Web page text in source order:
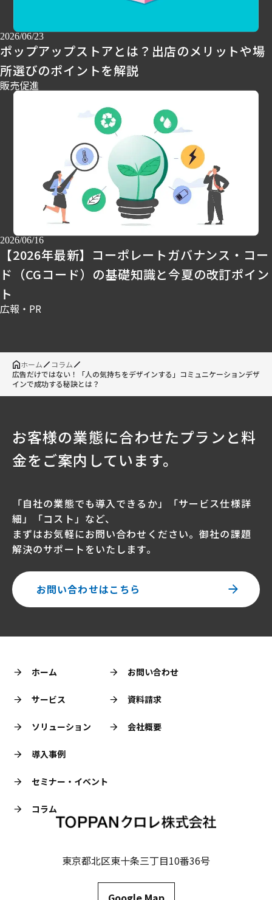
2026/06/23
ポップアップストアとは？出店のメリットや場
所選びのポイントを解説
販売促進
2026/06/16
【2026年最新】コーポレートガバナンス・コー
ド（CGコード）の基礎知識と今夏の改訂ポイン
ト
広報・PR
ホーム
コラム
広告だけではない！「人の気持ちをデザインする」コミュニケーションデザ
インで成功する秘訣とは？
お客様の業態に合わせたプランと料
金をご案内しています。
「自社の業態でも導入できるか」「サービス仕様詳
細」「コスト」など、
まずはお気軽にお問い合わせください。御社の課題
解決のサポートをいたします。
お問い合わせはこちら
東京都北区東十条三丁目10番36号
ホーム
サービス
ソリューション
導入事例
セミナー・イベント
コラム
お問い合わせ
資料請求
会社概要